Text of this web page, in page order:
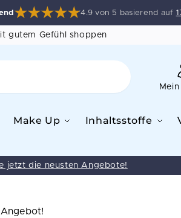
4.9 von 5 basierend auf
gutem Gefühl shoppen
Make Up Inhaltsstoffe
jetzt die neusten Angebote!
Angebot!